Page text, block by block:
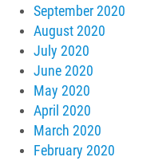
September 2020
August 2020
July 2020
June 2020
May 2020
April 2020
March 2020
February 2020